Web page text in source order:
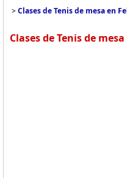
>Clases de Tenis de mesa en
Clases de Tenis de